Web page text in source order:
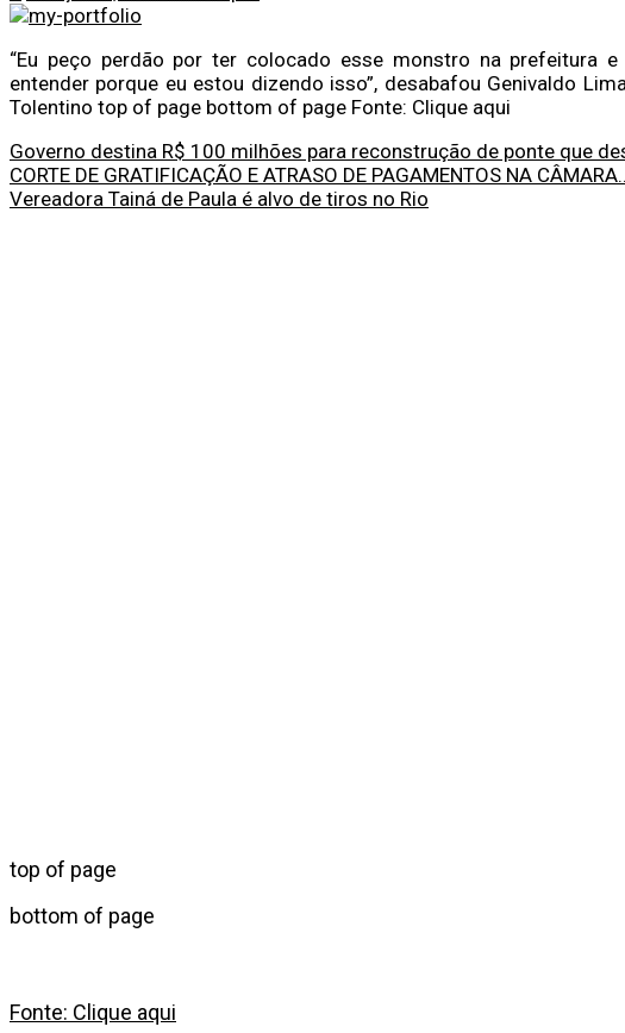
“Eu peço perdão por ter colocado esse monstro na prefeitura
entender porque eu estou dizendo isso”, desabafou Genivaldo
Tolentino top of page bottom of page Fonte: Clique aqui
Governo destina R$ 100 milhões para reconstrução de ponte que
CORTE DE GRATIFICAÇÃO E ATRASO DE PAGAMENTOS NA
Vereadora Tainá de Paula é alvo de tiros no Rio
top of page
bottom of page
Fonte: Clique aqui